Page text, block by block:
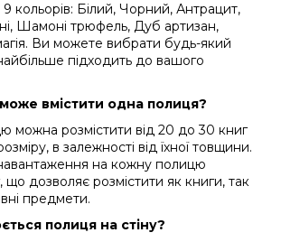
9 кольорів: Білий, Чорний, Антрацит,
Шамоні трюфель, Дуб артизан,
Ви можете вибрати будь-який
підходить до вашого
вмістити одна полиця?
можна розмістити від 20 до 30 книг
в залежності від їхної товщини.
на кожну полицю
що дозволяє розмістити як книги, так
предмети.
полиця на стіну?